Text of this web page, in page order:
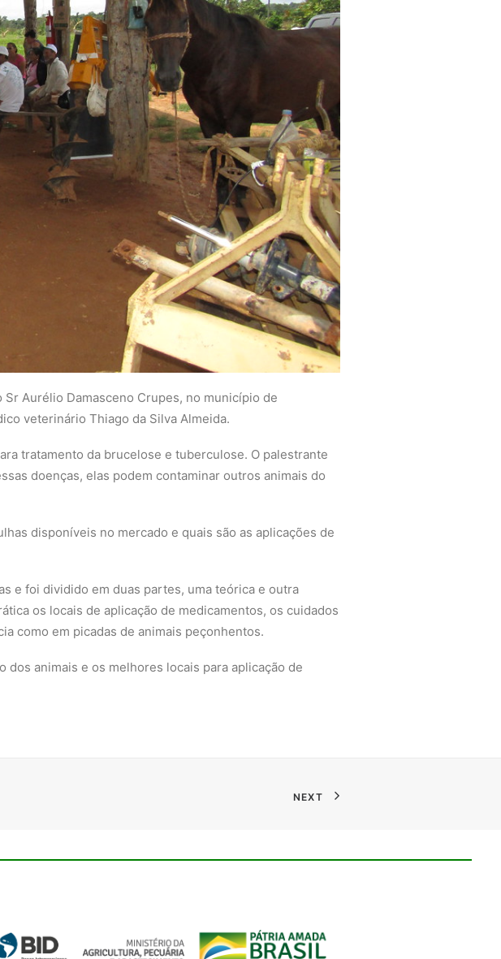
Aurélio Damasceno Crupes, no município de
veterinário Thiago da Silva Almeida.
tratamento da brucelose e tuberculose. O palestrante
doenças, elas podem contaminar outros animais do
disponíveis no mercado e quais são as aplicações de
e foi dividido em duas partes, uma teórica e outra
os locais de aplicação de medicamentos, os cuidados
como em picadas de animais peçonhentos.
animais e os melhores locais para aplicação de
NEXT